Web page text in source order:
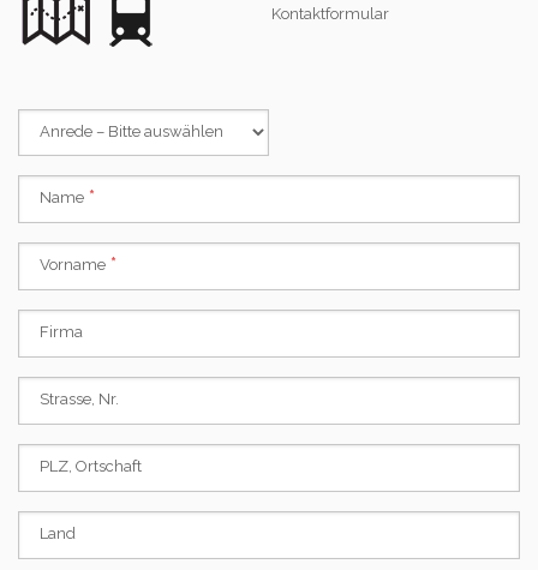
Kontaktformular
Anrede – Bitte auswählen
Name
Vorname
Firma
Strasse, Nr.
PLZ, Ortschaft
Land